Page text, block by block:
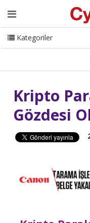
Ana Sayfa
Danışmanlık
ISC
CyberMag Logo
Kategoriler
Kripto
Gözdesi